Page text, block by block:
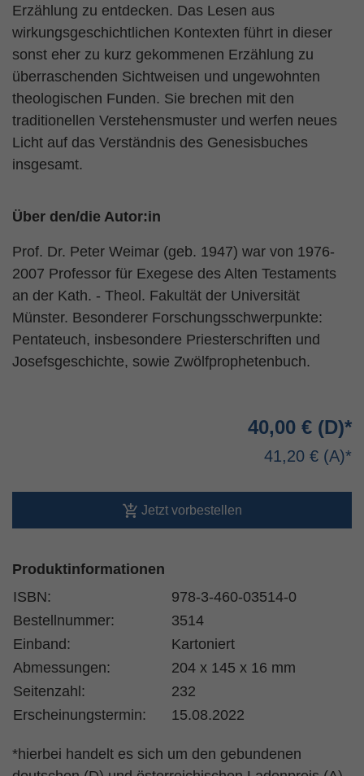
Erzählung zu entdecken. Das Lesen aus
wirkungsgeschichtlichen Kontexten führt in dieser
sonst eher zu kurz gekommenen Erzählung zu
überraschenden Sichtweisen und ungewohnten
theologischen Funden. Sie brechen mit den
traditionellen Verstehensmuster und werfen neues
Licht auf das Verständnis des Genesisbuches
insgesamt.
Über den/die Autor:in
Prof. Dr. Peter Weimar (geb. 1947) war von 1976-
2007 Professor für Exegese des Alten Testaments
an der Kath. - Theol. Fakultät der Universität
Münster. Besonderer Forschungsschwerpunkte:
Pentateuch, insbesondere Priesterschriften und
Josefsgeschichte, sowie Zwölfprophetenbuch.
40,00 €
41,20 €
Jetzt vorbestellen
Produktinformationen
ISBN:
978-3-460-03514-0
Bestellnummer:
3514
Einband:
Kartoniert
Abmessungen:
204 x 145 x 16 mm
Seitenzahl:
232
Erscheinungstermin:
15.08.2022
*hierbei handelt es sich um den gebundenen